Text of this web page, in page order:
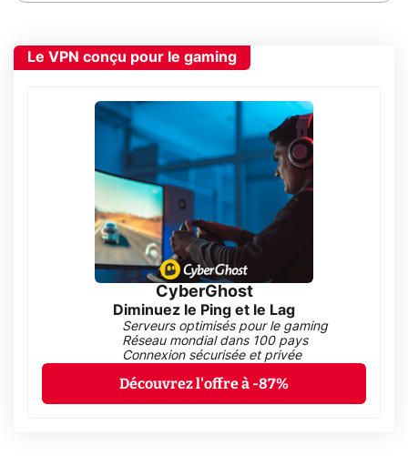
Le VPN conçu pour le gaming
CyberGhost
Diminuez le Ping et le Lag
Serveurs optimisés pour le gaming
Réseau mondial dans 100 pays
Connexion sécurisée et privée
Découvrez l'offre à -87%